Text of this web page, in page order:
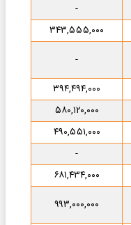
-
۳۴۳,۵۵۵,۰۰۰
-
۳۹۴,۴۹۴,۰۰۰
۵۸۰,۱۲۰,۰۰۰
۴۹۰,۵۵۱,۰۰۰
-
۶۸۱,۴۳۴,۰۰۰
۹۹۳,۰۰۰,۰۰۰